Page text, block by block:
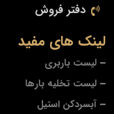
لینک های مفید
لیست باربری
لیست تخلیه بارها
آبسردکن استیل
دفتر فروش